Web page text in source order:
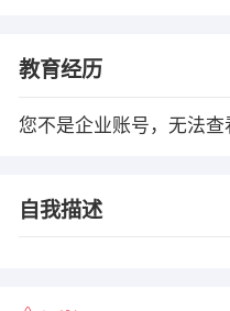
教育经历
您不是企业账号，无法查
自我描述